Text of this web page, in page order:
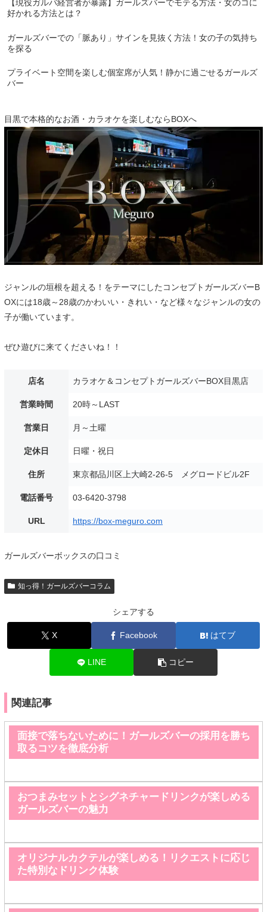
【現役ガルバ経営者が暴露】ガールズバーでモテる方法・女のコに
好かれる方法とは？
ガールズバーでの「脈あり」サインを見抜く方法！女の子の気持ち
を探る
プライベート空間を楽しむ個室席が人気！静かに過ごせるガールズ
バー
目黒で本格的なお酒・カラオケを楽しむならBOXへ
ジャンルの垣根を超える！をテーマにしたコンセプトガールズバーB
OXには18歳～28歳のかわいい・きれい・など様々なジャンルの女の
子が働いています。
ぜひ遊びに来てくださいね！！
店名 カラオケ＆コンセプトガールズバーBOX目黒店
営業時間 20時～LAST
営業日 月～土曜
定休日 日曜・祝日
住所 東京都品川区上大崎2-26-5 メグロードビル2F
電話番号 03-6420-3798
URL https://box-meguro.com
ガールズバーボックスの口コミ
知っ得！ガールズバーコラム
シェアする
X Facebook はてブ
LINE コピー
関連記事
面接で落ちないために！ガールズバーの採用を勝ち
取るコツを徹底分析
おつまみセットとシグネチャードリンクが楽しめる
ガールズバーの魅力
オリジナルカクテルが楽しめる！リクエストに応じ
た特別なドリンク体験